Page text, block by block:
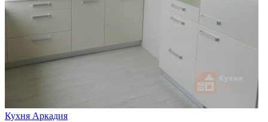
Кухня Аркадия